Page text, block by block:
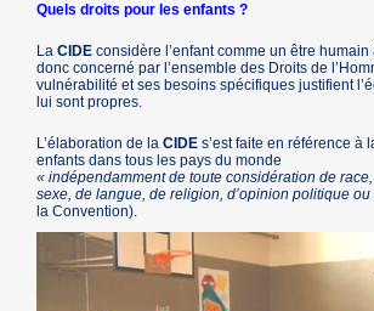
Quels droits pour les enfants ?
LaCIDE considère l’enfant comme un être
donc concerné par l’ensemble des Droits de
vulnérabilité et ses besoins spécifiques justifient
lui sont propres.
L’élaboration de laCIDE s’est faite en référence à
enfants dans tous les pays du monde
« indépendamment de toute considération de
sexe, de langue, de religion, d’opinion politique
la Convention).